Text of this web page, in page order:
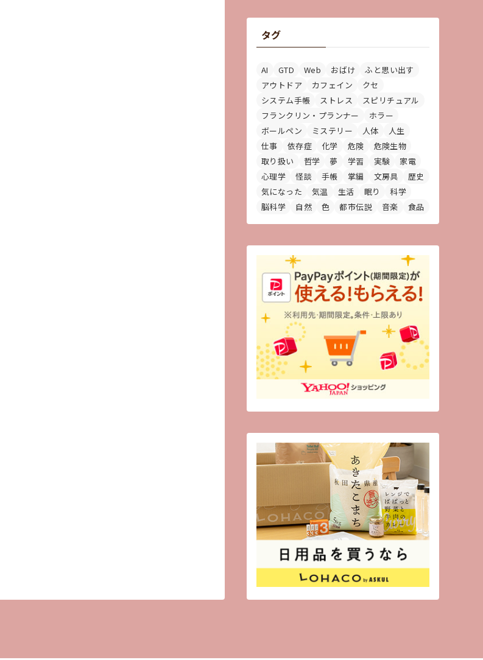
タグ
AI GTD Web おばけ
ふと思い出す
アウトドア
カフェイン
クセ
システム手帳
ストレス
スピリチュアル
フランクリン・プランナー
ホラー
ボールペン
ミステリー 人体
人生
仕事
依存症 化学 危険
危険生物
取り扱い
哲学 夢 学習 実験
家電
心理学
怪談 手帳 掌編 文房具
歴史
気になった
気温 生活 眠り
科学
脳科学
自然 色 都市伝説 音楽 食品